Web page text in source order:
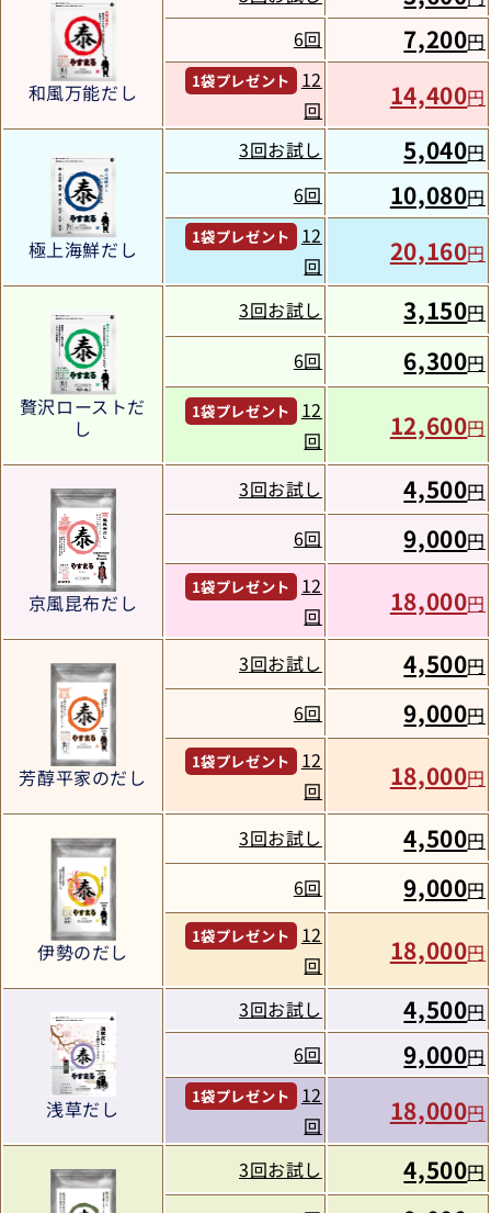
和風万能だし
6回
7,200円
1袋プレゼント
12
回
14,400円
極上海鮮だし
3回お試し 5,040円
6回
10,080円
1袋プレゼント
12
回
20,160円
贅沢ローストだ
し
3回お試し 3,150円
6回
6,300円
1袋プレゼント
12
回
12,600円
京風昆布だし
3回お試し 4,500円
6回
9,000円
1袋プレゼント
12
回
18,000円
芳醇平家のだし
3回お試し 4,500円
6回
9,000円
1袋プレゼント
12
回
18,000円
伊勢のだし
3回お試し 4,500円
6回
9,000円
1袋プレゼント
12
回
18,000円
浅草だし
3回お試し 4,500円
6回
9,000円
1袋プレゼント
12
回
18,000円
3回お試し 4,500円